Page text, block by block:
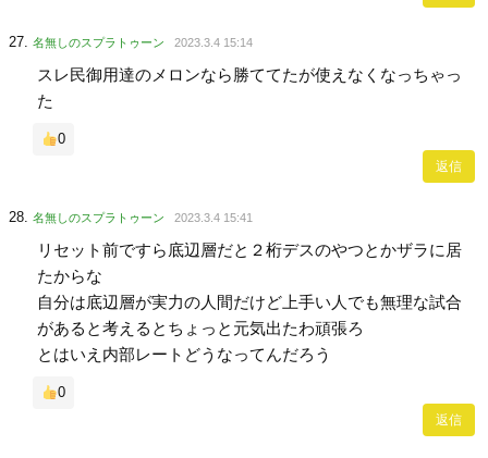
名無しのスプラトゥーン 2023.3.4 15:14
スレ民御用達のメロンなら勝ててたが使えなくなっちゃっ
た
0
返信
名無しのスプラトゥーン 2023.3.4 15:41
リセット前ですら底辺層だと２桁デスのやつとかザラに居
たからな
自分は底辺層が実力の人間だけど上手い人でも無理な試合
があると考えるとちょっと元気出たわ頑張ろ
とはいえ内部レートどうなってんだろう
0
返信